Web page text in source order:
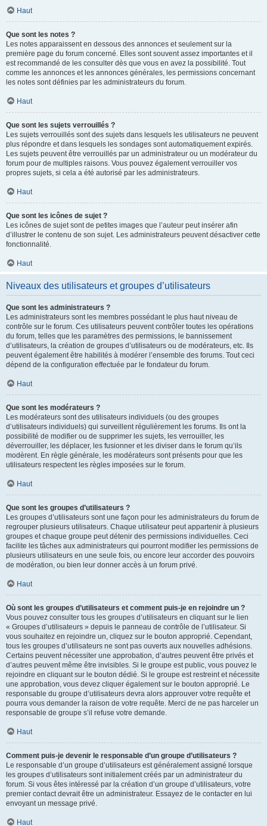
Haut
Que sont les notes ?
Les notes apparaissent en dessous des annonces et seulement sur la
première page du forum concerné. Elles sont souvent assez importantes et il
est recommandé de les consulter dès que vous en avez la possibilité. Tout
comme les annonces et les annonces générales, les permissions concernant
les notes sont définies par les administrateurs du forum.
Haut
Que sont les sujets verrouillés ?
Les sujets verrouillés sont des sujets dans lesquels les utilisateurs ne peuvent
plus répondre et dans lesquels les sondages sont automatiquement expirés.
Les sujets peuvent être verrouillés par un administrateur ou un modérateur du
forum pour de multiples raisons. Vous pouvez également verrouiller vos
propres sujets, si cela a été autorisé par les administrateurs.
Haut
Que sont les icônes de sujet ?
Les icônes de sujet sont de petites images que l’auteur peut insérer afin
d’illustrer le contenu de son sujet. Les administrateurs peuvent désactiver cette
fonctionnalité.
Haut
Niveaux des utilisateurs et groupes d’utilisateurs
Que sont les administrateurs ?
Les administrateurs sont les membres possédant le plus haut niveau de
contrôle sur le forum. Ces utilisateurs peuvent contrôler toutes les opérations
du forum, telles que les paramètres des permissions, le bannissement
d’utilisateurs, la création de groupes d’utilisateurs ou de modérateurs, etc. Ils
peuvent également être habilités à modérer l’ensemble des forums. Tout ceci
dépend de la configuration effectuée par le fondateur du forum.
Haut
Que sont les modérateurs ?
Les modérateurs sont des utilisateurs individuels (ou des groupes
d’utilisateurs individuels) qui surveillent régulièrement les forums. Ils ont la
possibilité de modifier ou de supprimer les sujets, les verrouiller, les
déverrouiller, les déplacer, les fusionner et les diviser dans le forum qu’ils
modèrent. En règle générale, les modérateurs sont présents pour que les
utilisateurs respectent les règles imposées sur le forum.
Haut
Que sont les groupes d’utilisateurs ?
Les groupes d’utilisateurs sont une façon pour les administrateurs du forum de
regrouper plusieurs utilisateurs. Chaque utilisateur peut appartenir à plusieurs
groupes et chaque groupe peut détenir des permissions individuelles. Ceci
facilite les tâches aux administrateurs qui pourront modifier les permissions de
plusieurs utilisateurs en une seule fois, ou encore leur accorder des pouvoirs
de modération, ou bien leur donner accès à un forum privé.
Haut
Où sont les groupes d’utilisateurs et comment puis-je en rejoindre un ?
Vous pouvez consulter tous les groupes d’utilisateurs en cliquant sur le lien
« Groupes d’utilisateurs » depuis le panneau de contrôle de l’utilisateur. Si
vous souhaitez en rejoindre un, cliquez sur le bouton approprié. Cependant,
tous les groupes d’utilisateurs ne sont pas ouverts aux nouvelles adhésions.
Certains peuvent nécessiter une approbation, d’autres peuvent être privés et
d’autres peuvent même être invisibles. Si le groupe est public, vous pouvez le
rejoindre en cliquant sur le bouton dédié. Si le groupe est restreint et nécessite
une approbation, vous devez cliquer également sur le bouton approprié. Le
responsable du groupe d’utilisateurs devra alors approuver votre requête et
pourra vous demander la raison de votre requête. Merci de ne pas harceler un
responsable de groupe s’il refuse votre demande.
Haut
Comment puis-je devenir le responsable d’un groupe d’utilisateurs ?
Le responsable d’un groupe d’utilisateurs est généralement assigné lorsque
les groupes d’utilisateurs sont initialement créés par un administrateur du
forum. Si vous êtes intéressé par la création d’un groupe d’utilisateurs, votre
premier contact devrait être un administrateur. Essayez de le contacter en lui
envoyant un message privé.
Haut